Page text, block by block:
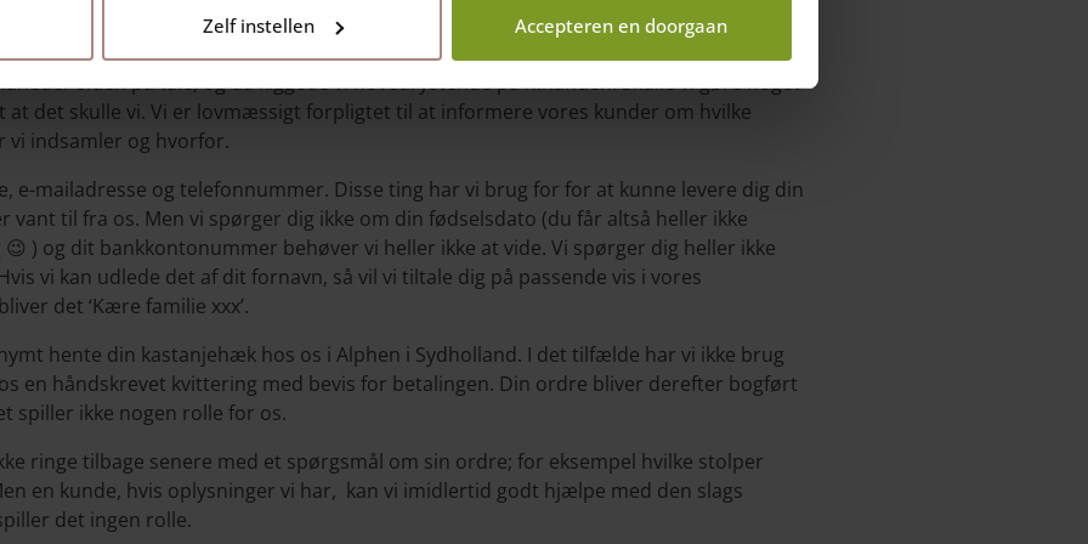
Zelf instellen Accepteren en doorgaan
– i kraft.
siden på tale, og da kiggede vi hovedrystende på hinanden. Skulle vi gøre noget
at det skulle vi. Vi er lovmæssigt forpligtet til at informere vores kunder om hvilke
vi indsamler og hvorfor.
e-mailadresse og telefonnummer. Disse ting har vi brug for for at kunne levere dig din
vant til fra os. Men vi spørger dig ikke om din fødselsdato (du får altså heller ikke
) og dit bankkontonummer behøver vi heller ikke at vide. Vi spørger dig heller ikke
vi kan udlede det af dit fornavn, så vil vi tiltale dig på passende vis i vores
det ‘Kære familie xxx’.
hente din kastanjehæk hos os i Alphen i Sydholland. I det tilfælde har vi ikke brug
en håndskrevet kvittering med bevis for betalingen. Din ordre bliver derefter bogført
spiller ikke nogen rolle for os.
ringe tilbage senere med et spørgsmål om sin ordre; for eksempel hvilke stolper
en kunde, hvis oplysninger vi har, kan vi imidlertid godt hjælpe med den slags
det ingen rolle.